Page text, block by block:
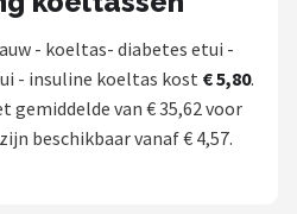
- koeltas- diabetes etui -
- insuline koeltas kost € 5,80.
gemiddelde van € 35,62 voor
beschikbaar vanaf € 4,57.